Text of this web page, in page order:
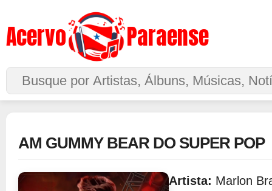
Acervo Paraense
Buscar no Site
AM GUMMY BEAR DO SUPER POP
Artista: Marlon